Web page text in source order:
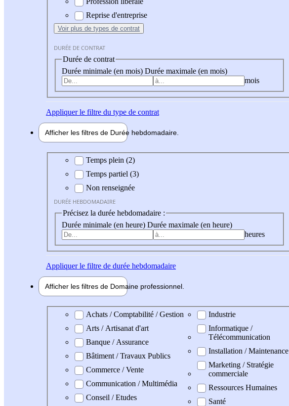
Reprise d'entreprise
Voir plus de types de contrat
DURÉE DE CONTRAT
Durée de contrat
Durée minimale (en mois) Durée maximale (en mois)
mois
Appliquerle filtre du type de contrat
Afficher les filtres de Durée hebdomadaire
Durée hebdomadaire
Temps plein (2)
Temps partiel (3)
Non renseignée
DURÉE HEBDOMADAIRE
Précisez la durée hebdomadaire :
Durée minimale (en heure) Durée maximale (en heure)
heures
Appliquerle filtre de durée hebdomadaire
Afficher les filtres de Domaine professionnel
Domaine professionel
Achats / Comptabilité / Gestion
Arts / Artisanat d'art
Banque / Assurance
Bâtiment / Travaux Publics
Commerce / Vente
Communication / Multimédia
Conseil / Etudes
Industrie
Informatique /
Télécommunication
Installation / Maintenance
Marketing / Stratégie
commerciale
Ressources Humaines
Santé